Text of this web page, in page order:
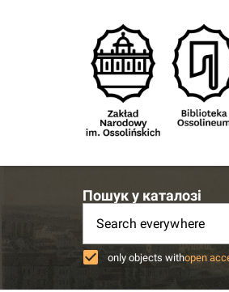
Пошук у каталозі
Search everywhere
only objects withopen